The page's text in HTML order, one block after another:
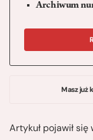
Archiwum
Masz już
Artykuł pojawił się